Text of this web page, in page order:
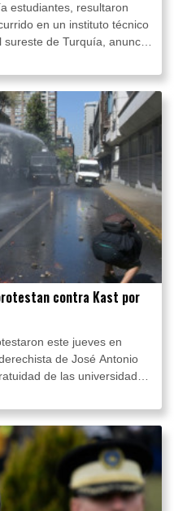
estudiantes, resultaron
en un instituto técnico
de Turquía, anunció
contra Kast por
este jueves en
de José Antonio
de las universidades
del Ministerio de